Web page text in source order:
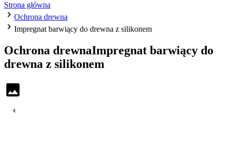
Strona główna
Ochrona drewna
Impregnat barwiący do drewna z silikonem
Ochrona drewnaImpregnat barwiący do
drewna z silikonem